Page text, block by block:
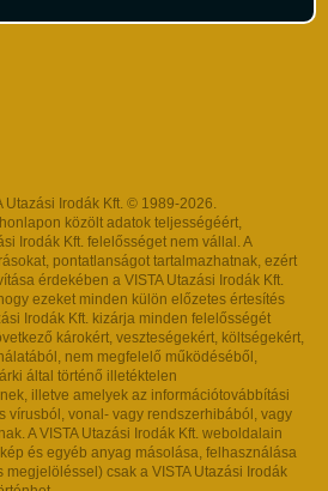
Utazási Irodák Kft. © 1989-2026.
közölt adatok teljességéért,
Irodák Kft. felelősséget nem vállal. A
pontatlanságot tartalmazhatnak, ezért
érdekében a VISTA Utazási Irodák Kft.
ezeket minden külön előzetes értesítés
Irodák Kft. kizárja minden felelősségét
károkért, veszteségekért, költségekért,
nem megfelelő működéséből,
által történő illetéktelen
illetve amelyek az információtovábbítási
vírusból, vonal- vagy rendszerhibából, vagy
A VISTA Utazási Irodák Kft. weboldalain
és egyéb anyag másolása, felhasználása
csak a VISTA Utazási Irodák